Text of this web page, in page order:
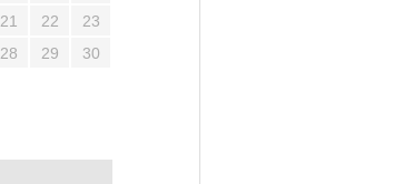
21 22
23
28 29
30